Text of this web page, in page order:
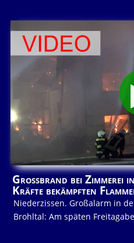
Großbrand bei Zimmerei
Kräfte bekämpften
Niederzissen. Großalarm in
Brohltal: Am späten